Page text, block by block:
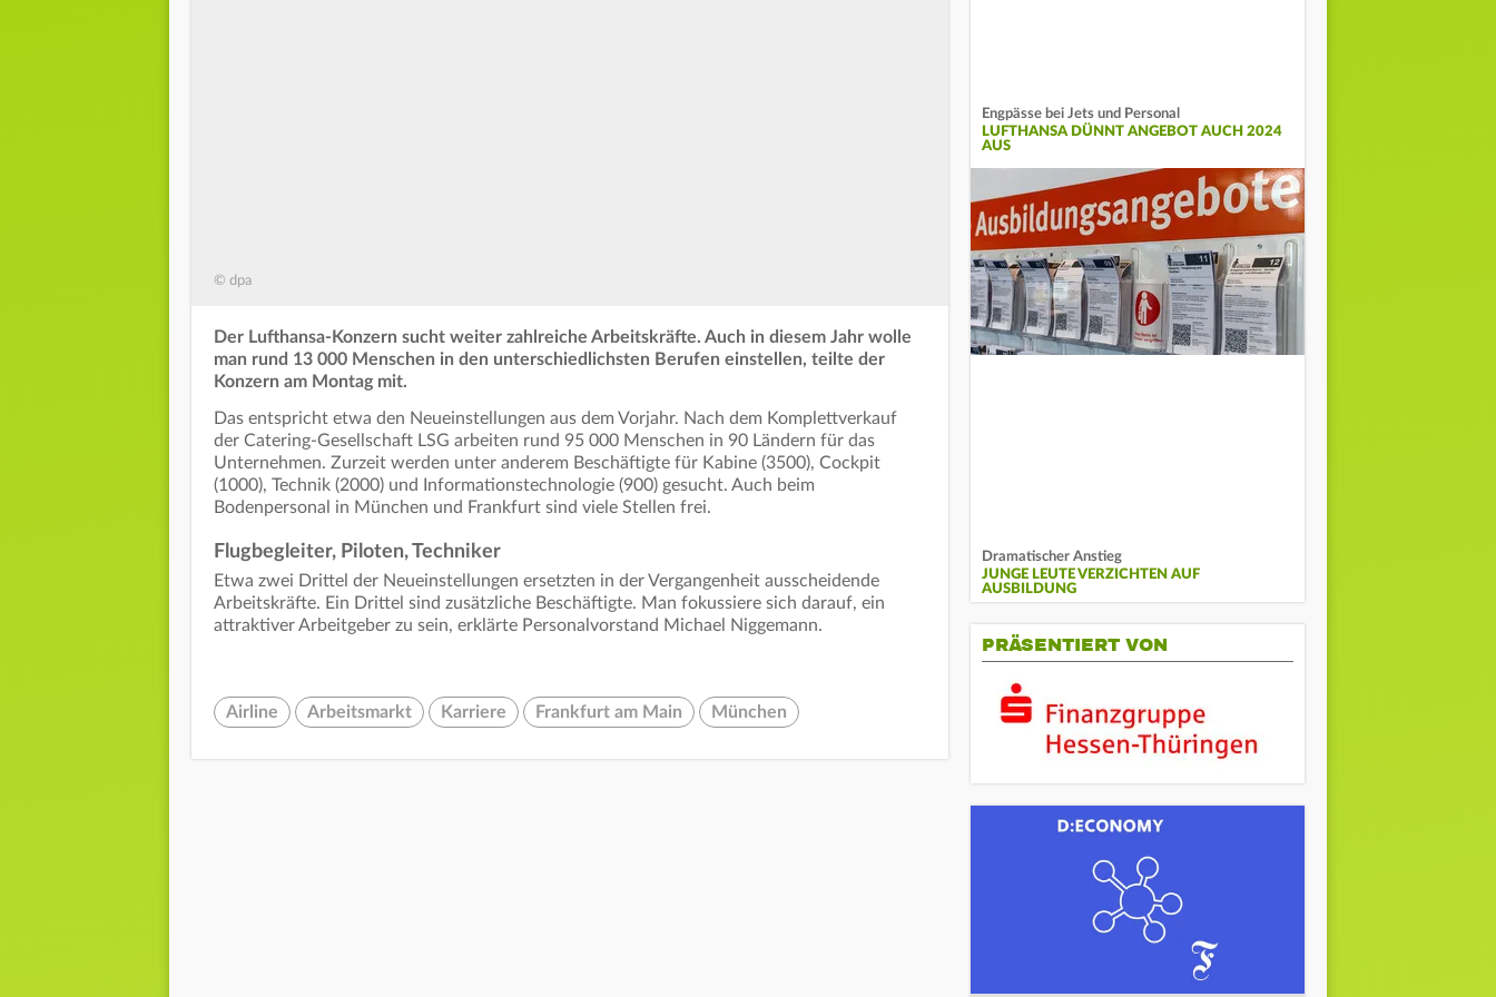
© dpa
Der Lufthansa-Konzern sucht weiter zahlreiche Arbeitskräfte. Auch in diesem Jahr wolle
man rund 13 000 Menschen in den unterschiedlichsten Berufen einstellen, teilte der
Konzern am Montag mit.
Das entspricht etwa den Neueinstellungen aus dem Vorjahr. Nach dem Komplettverkauf
der Catering-Gesellschaft LSG arbeiten rund 95 000 Menschen in 90 Ländern für das
Unternehmen. Zurzeit werden unter anderem Beschäftigte für Kabine (3500), Cockpit
(1000), Technik (2000) und Informationstechnologie (900) gesucht. Auch beim
Bodenpersonal in München und Frankfurt sind viele Stellen frei.
Flugbegleiter, Piloten, Techniker
Etwa zwei Drittel der Neueinstellungen ersetzten in der Vergangenheit ausscheidende
Arbeitskräfte. Ein Drittel sind zusätzliche Beschäftigte. Man fokussiere sich darauf, ein
attraktiver Arbeitgeber zu sein, erklärte Personalvorstand Michael Niggemann.
Airline Arbeitsmarkt Karriere Frankfurt am Main München
Engpässe bei Jets und Personal
LUFTHANSA DÜNNT ANGEBOT AUCH 2024
AUS
Dramatischer Anstieg
JUNGE LEUTE VERZICHTEN AUF
AUSBILDUNG
PRÄSENTIERT VON